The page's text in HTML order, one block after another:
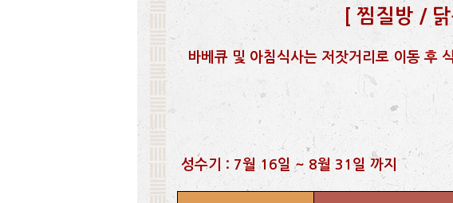
[ 찜질방 /
바베큐 및 아침식사는 저잣거리로 이동 후
성수기 : 7월 16일 ~ 8월 31일 까지